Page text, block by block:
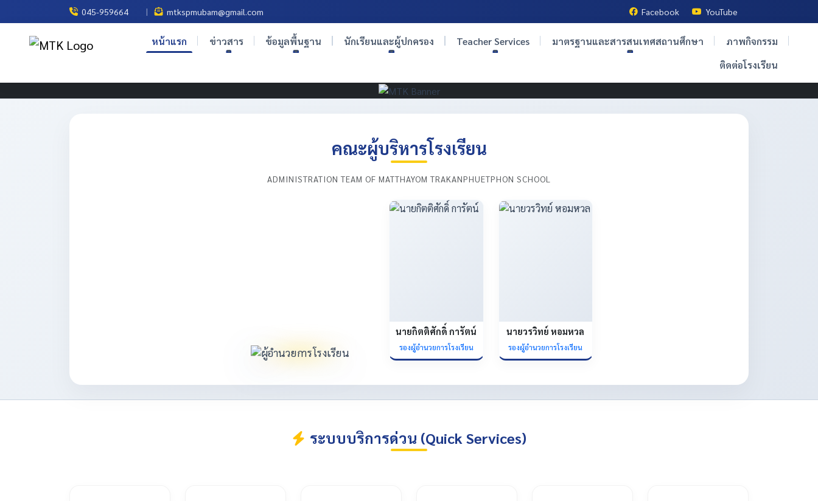
045-959664 | mtkspmubam@gmail.com Facebook YouTube
หน้าแรก ข่าวสาร ข้อมูลพื้นฐาน นักเรียนและผู้ปกครอง Teacher Services มาตรฐานและสารสนเทศสถานศึกษา
ภาพกิจกรรม
ติดต่อโรงเรียน
คณะผู้บริหารโรงเรียน
ADMINISTRATION TEAM OF MATTHAYOM TRAKANPHUETPHON SCHOOL
นายกิตติศักดิ์ การัตน์
รองผู้อำนวยการโรงเรียน
นายวรวิทย์ หอมหวล
รองผู้อำนวยการโรงเรียน
ระบบบริการด่วน (Quick Services)